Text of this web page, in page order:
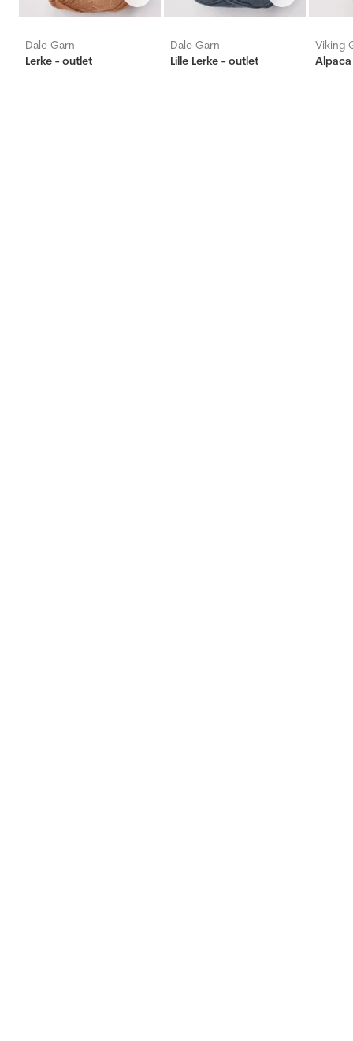
Dale Garn
Lerke - outlet
Dale Garn
Lille Lerke - outlet
Viking